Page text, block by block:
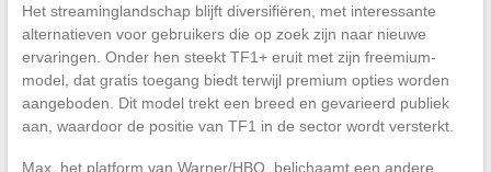
Het streaminglandschap blijft diversifiëren, met interessante
alternatieven voor gebruikers die op zoek zijn naar nieuwe
ervaringen. Onder hen steekt TF1+ eruit met zijn freemium-
model, dat gratis toegang biedt terwijl premium opties worden
aangeboden. Dit model trekt een breed en gevarieerd publiek
aan, waardoor de positie van TF1 in de sector wordt versterkt.
Max, het platform van Warner/HBO, belichaamt een andere